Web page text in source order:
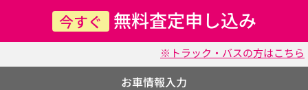
今すぐ 無料査定申し込み
※トラック・バスの方はこちら
お車情報入力